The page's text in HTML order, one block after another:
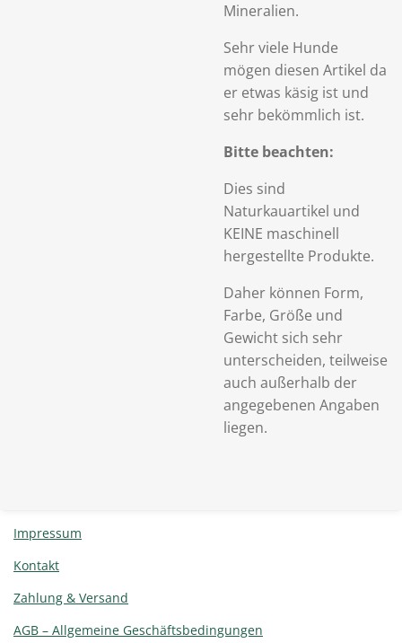
Mineralien.
Sehr viele Hunde
mögen diesen Artikel da
er etwas käsig ist und
sehr bekömmlich ist.
Bitte beachten:
Dies sind
Naturkauartikel und
KEINE maschinell
hergestellte Produkte.
Daher können Form,
Farbe, Größe und
Gewicht sich sehr
unterscheiden, teilweise
auch außerhalb der
angegebenen Angaben
liegen.
Impressum
Kontakt
Zahlung & Versand
AGB – Allgemeine Geschäftsbedingungen